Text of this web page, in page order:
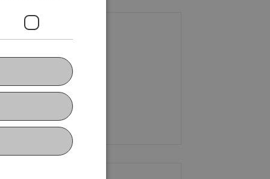
373 76 01